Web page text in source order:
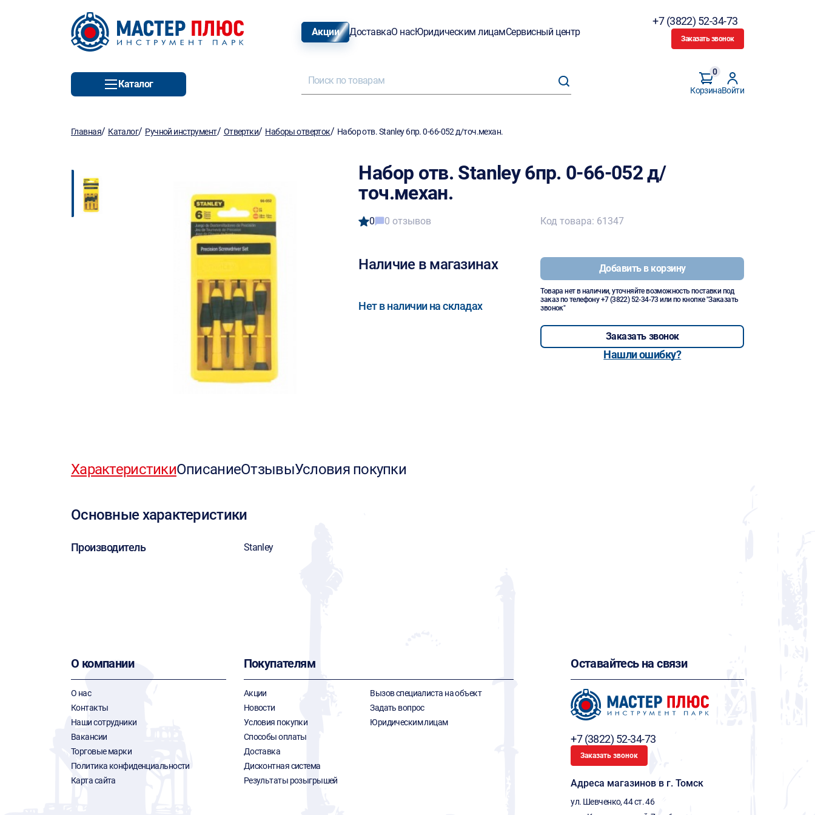
Акции ДоставкаО насЮридическим лицамСервисный центр
+7 (3822) 52-34-73
Заказать звонок
Каталог
Корзина
0
Войти
Главная/ Каталог/ Ручной инструмент/ Отвертки/ Наборы отверток/ Набор отв. Stanley 6пр. 0-66-052 д/точ.механ.
Набор отв. Stanley 6пр. 0-66-052 д/
точ.механ.
0 0 отзывов
Наличие в магазинах
Нет в наличии на складах
Код товара: 61347
Добавить в корзину
Товара нет в наличии, уточняйте возможность поставки под
заказ по телефону+7 (3822) 52-34-73 или по кнопке "Заказать
звонок"
Заказать звонок
Нашли ошибку?
ХарактеристикиОписаниеОтзывыУсловия покупки
Основные характеристики
Производитель Stanley
О компании
О нас
Контакты
Наши сотрудники
Вакансии
Торговые марки
Политика конфиденциальности
Карта сайта
Покупателям
Акции
Новости
Условия покупки
Способы оплаты
Доставка
Дисконтная система
Результаты розыгрышей
Вызов специалиста на объект
Задать вопрос
Юридическим лицам
Оставайтесь на связи
+7 (3822) 52-34-73
Заказать звонок
Адреса магазинов в г. Томск
ул. Шевченко, 44 ст. 46